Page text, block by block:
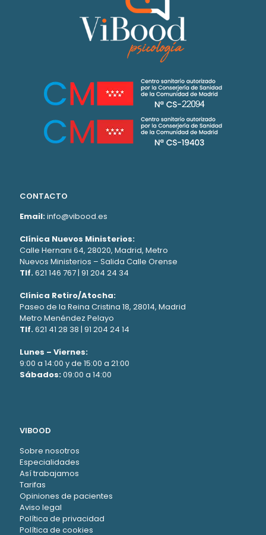
CONTACTO
Email:info@vibood.es
Clínica Nuevos Ministerios:
Calle Hernani 64, 28020, Madrid, Metro
Nuevos Ministerios – Salida Calle Orense
Tlf.621 146 767 | 91 204 24 34
Clínica Retiro/Atocha:
Paseo de la Reina Cristina 18, 28014, Madrid
Metro Menéndez Pelayo
Tlf.621 41 28 38 | 91 204 24 14
Lunes – Viernes:
9:00 a 14:00 y de 15:00 a 21:00
Sábados:09:00 a 14:00
VIBOOD
Sobre nosotros
Especialidades
Así trabajamos
Tarifas
Opiniones de pacientes
Aviso legal
Política de privacidad
Política de cookies